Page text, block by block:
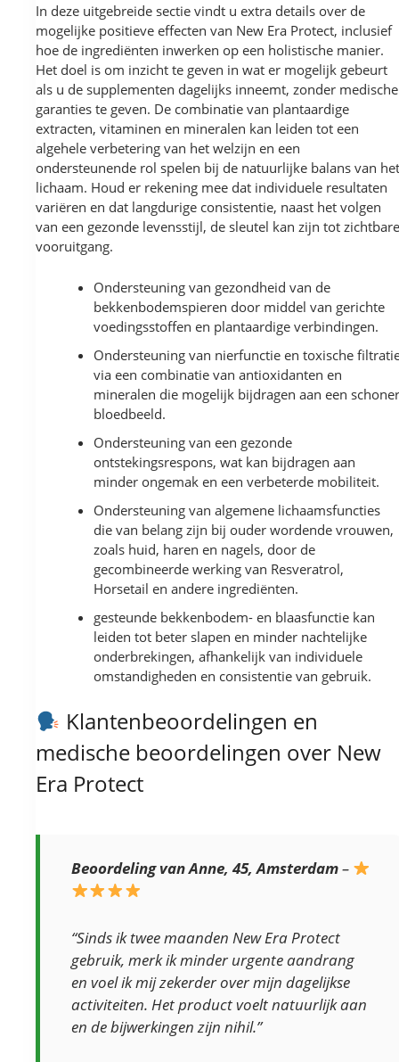
In deze uitgebreide sectie vindt u extra details over de
mogelijke positieve effecten van New Era Protect, inclusief
hoe de ingrediënten inwerken op een holistische manier.
Het doel is om inzicht te geven in wat er mogelijk gebeurt
als u de supplementen dagelijks inneemt, zonder medische
garanties te geven. De combinatie van plantaardige
extracten, vitaminen en mineralen kan leiden tot een
algehele verbetering van het welzijn en een
ondersteunende rol spelen bij de natuurlijke balans van het
lichaam. Houd er rekening mee dat individuele resultaten
variëren en dat langdurige consistentie, naast het volgen
van een gezonde levensstijl, de sleutel kan zijn tot zichtbare
vooruitgang.
Ondersteuning van gezondheid van de
bekkenbodemspieren door middel van gerichte
voedingsstoffen en plantaardige verbindingen.
Ondersteuning van nierfunctie en toxische
via een combinatie van antioxidanten en
mineralen die mogelijk bijdragen aan een
bloedbeeld.
Ondersteuning van een gezonde
ontstekingsrespons, wat kan bijdragen aan
minder ongemak en een verbeterde mobiliteit.
Ondersteuning van algemene lichaamsfuncties
die van belang zijn bij ouder wordende vrouwen,
zoals huid, haren en nagels, door de
gecombineerde werking van Resveratrol,
Horsetail en andere ingrediënten.
gesteunde bekkenbodem- en blaasfunctie kan
leiden tot beter slapen en minder nachtelijke
onderbrekingen, afhankelijk van individuele
omstandigheden en consistentie van gebruik.
Klantenbeoordelingen en
medische beoordelingen over New
Era Protect
Beoordeling van Anne, 45, Amsterdam–
“Sinds ik twee maanden New Era Protect
gebruik, merk ik minder urgente aandrang
en voel ik mij zekerder over mijn dagelijkse
activiteiten. Het product voelt natuurlijk aan
en de bijwerkingen zijn nihil.”